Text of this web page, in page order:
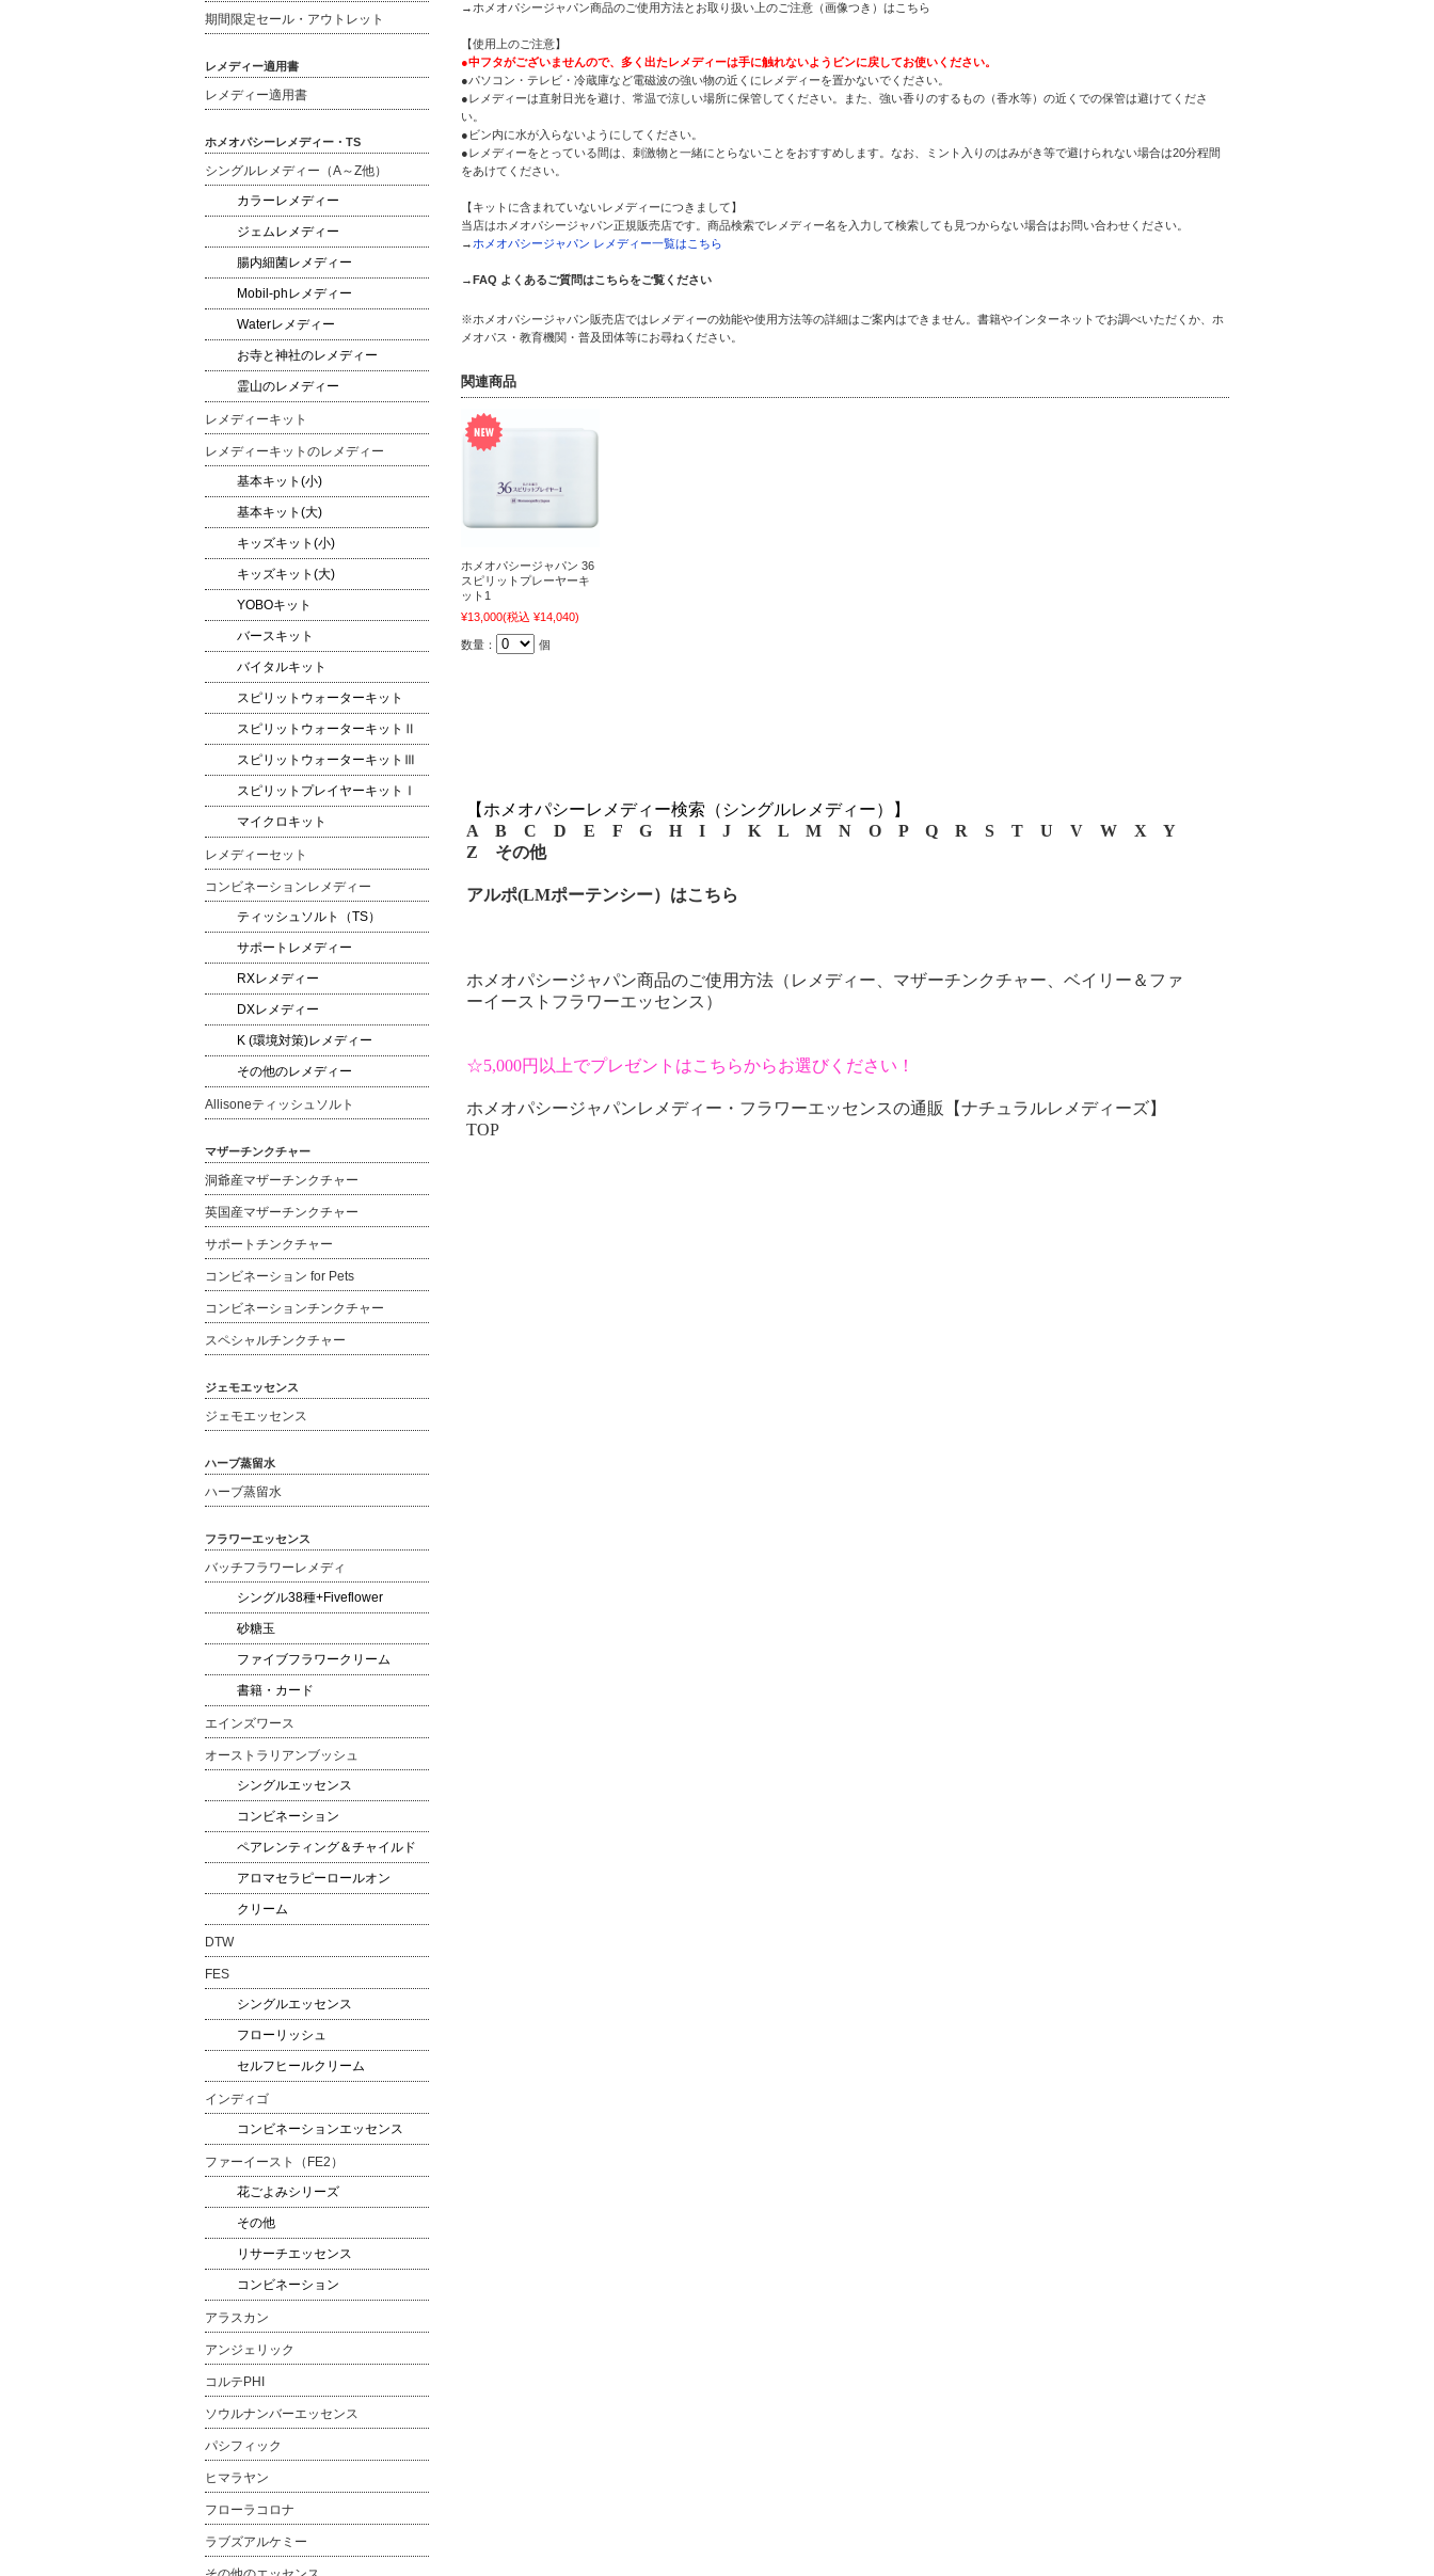
→ホメオパシージャパン商品のご使用方法とお取り扱い上のご注意（画像つき）はこちら
【使用上のご注意】
●中フタがございませんので、多く出たレメディーは手に触れないようビンに戻してお使いください。
●パソコン・テレビ・冷蔵庫など電磁波の強い物の近くにレメディーを置かないでください。
●レメディーは直射日光を避け、常温で涼しい場所に保管してください。また、強い香りのするもの（香水等）の近くでの保管は避けてくださ
い。
●ビン内に水が入らないようにしてください。
●レメディーをとっている間は、刺激物と一緒にとらないことをおすすめします。なお、ミント入りのはみがき等で避けられない場合は20分程間
をあけてください。
【キットに含まれていないレメディーにつきまして】
当店はホメオパシージャパン正規販売店です。商品検索でレメディー名を入力して検索しても見つからない場合はお問い合わせください。
→ ホメオパシージャパン レメディー一覧はこちら
→FAQ よくあるご質問はこちらをご覧ください
※ホメオパシージャパン販売店ではレメディーの効能や使用方法等の詳細はご案内はできません。書籍やインターネットでお調べいただくか、ホ
メオパス・教育機関・普及団体等にお尋ねください。
関連商品
ホメオパシージャパン 36
スピリットプレーヤーキ
ット1
¥13,000(税込 ¥14,040)
数量： 個
【ホメオパシーレメディー検索（シングルレメディー）】
A
B C D E F G H I J K L M N O P Q R S T U V W X
Y
Z
その他
アルポ(LMポーテンシー）はこちら
ホメオパシージャパン商品のご使用方法（レメディー、マザーチンクチャー、ベイリー＆ファ
ーイーストフラワーエッセンス）
☆5,000円以上でプレゼントはこちらからお選びください！
ホメオパシージャパンレメディー・フラワーエッセンスの通販【ナチュラルレメディーズ】
TOP
期間限定セール・アウトレット
レメディー適用書
レメディー適用書
ホメオパシーレメディー・TS
シングルレメディー（A～Z他）
カラーレメディー
ジェムレメディー
腸内細菌レメディー
Mobil-phレメディー
Waterレメディー
お寺と神社のレメディー
霊山のレメディー
レメディーキット
レメディーキットのレメディー
基本キット(小)
基本キット(大)
キッズキット(小)
キッズキット(大)
YOBOキット
バースキット
バイタルキット
スピリットウォーターキット
スピリットウォーターキットⅡ
スピリットウォーターキットⅢ
スピリットプレイヤーキットⅠ
マイクロキット
レメディーセット
コンビネーションレメディー
ティッシュソルト（TS）
サポートレメディー
RXレメディー
DXレメディー
K (環境対策)レメディー
その他のレメディー
Allisoneティッシュソルト
マザーチンクチャー
洞爺産マザーチンクチャー
英国産マザーチンクチャー
サポートチンクチャー
コンビネーション for Pets
コンビネーションチンクチャー
スペシャルチンクチャー
ジェモエッセンス
ジェモエッセンス
ハーブ蒸留水
ハーブ蒸留水
フラワーエッセンス
バッチフラワーレメディ
シングル38種+Fiveflower
砂糖玉
ファイブフラワークリーム
書籍・カード
エインズワース
オーストラリアンブッシュ
シングルエッセンス
コンビネーション
ペアレンティング＆チャイルド
アロマセラピーロールオン
クリーム
DTW
FES
シングルエッセンス
フローリッシュ
セルフヒールクリーム
インディゴ
コンビネーションエッセンス
ファーイースト（FE2）
花ごよみシリーズ
その他
リサーチエッセンス
コンビネーション
アラスカン
アンジェリック
コルテPHI
ソウルナンバーエッセンス
パシフィック
ヒマラヤン
フローラコロナ
ラブズアルケミー